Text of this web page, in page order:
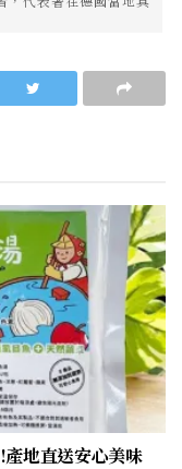
產地直送安心美味